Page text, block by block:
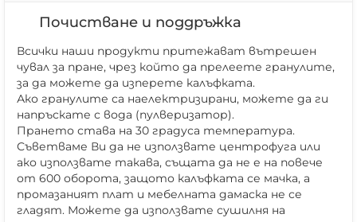
Почистване и поддръжка
Всички наши продукти притежават вътрешен
чувал за пране, чрез който да прелеете гранулите,
за да можете да изперете калъфката.
Ако гранулите са наелектризирани, можете да ги
напръскате с вода (пулверизатор).
Прането става на 30 градуса температура.
Съветваме Ви да не използвате центрофуга или
ако използвате такава, същата да не е на повече
от 600 оборота, защото калъфката се мачка, а
промазаният плат и мебелната дамаска не се
гладят. Можете да използвате сушилня на
❌ Няма да виждаш персонални оферти